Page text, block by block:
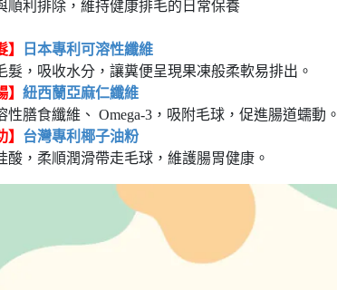
順利排除，維持健康排毛的日常保養
日本專利可溶性纖維
髮，吸收水分，讓糞便呈現果凍般柔軟易排出。
紐西蘭亞麻仁纖維
性膳食纖維、 Omega-3，吸附毛球，促進腸道蠕動。
台灣專利椰子油粉
酸，柔順潤滑帶走毛球，維護腸胃健康。